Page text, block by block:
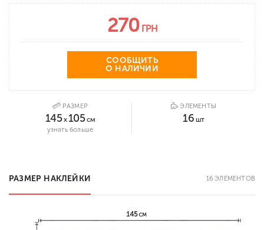
270 ГРН
СООБЩИТЬ
О НАЛИЧИИ
РАЗМЕР
145x 105см
узнать больше
ЭЛЕМЕНТЫ
16 шт
РАЗМЕР НАКЛЕЙКИ 16 ЭЛЕМЕНТОВ